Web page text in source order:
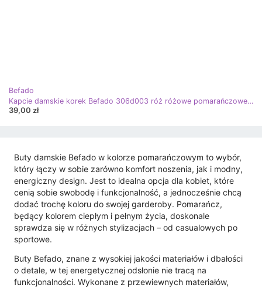
Befado
Kapcie damskie korek Befado 306d003 róż różowe pomarańczowe brązowe
39,00 zł
Buty damskie Befado w kolorze pomarańczowym to wybór,
który łączy w sobie zarówno komfort noszenia, jak i modny,
energiczny design. Jest to idealna opcja dla kobiet, które
cenią sobie swobodę i funkcjonalność, a jednocześnie chcą
dodać trochę koloru do swojej garderoby. Pomarańcz,
będący kolorem ciepłym i pełnym życia, doskonale
sprawdza się w różnych stylizacjach – od casualowych po
sportowe.
Buty Befado, znane z wysokiej jakości materiałów i dbałości
o detale, w tej energetycznej odsłonie nie tracą na
funkcjonalności. Wykonane z przewiewnych materiałów,